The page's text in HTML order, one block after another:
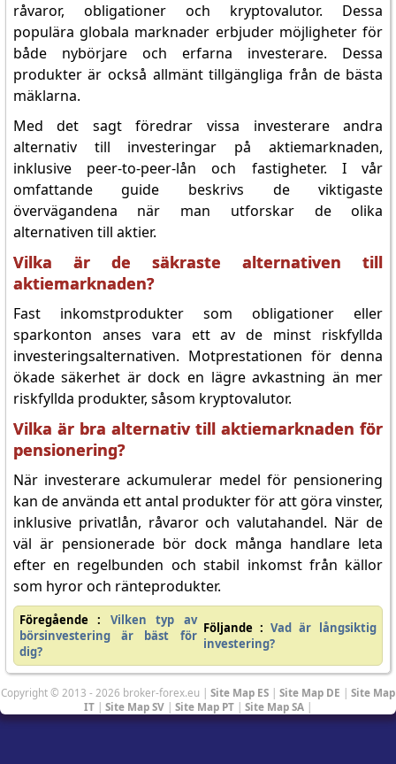
råvaror, obligationer och kryptovalutor. Dessa
populära globala marknader erbjuder möjligheter för
både nybörjare och erfarna investerare. Dessa
produkter är också allmänt tillgängliga från de bästa
mäklarna.
Med det sagt föredrar vissa investerare andra
alternativ till investeringar på aktiemarknaden,
inklusive peer-to-peer-lån och fastigheter. I vår
omfattande guide beskrivs de viktigaste
övervägandena när man utforskar de olika
alternativen till aktier.
Vilka är de säkraste alternativen till
aktiemarknaden?
Fast inkomstprodukter som obligationer eller
sparkonton anses vara ett av de minst riskfyllda
investeringsalternativen. Motprestationen för denna
ökade säkerhet är dock en lägre avkastning än mer
riskfyllda produkter, såsom kryptovalutor.
Vilka är bra alternativ till aktiemarknaden för
pensionering?
När investerare ackumulerar medel för pensionering
kan de använda ett antal produkter för att göra vinster,
inklusive privatlån, råvaror och valutahandel. När de
väl är pensionerade bör dock många handlare leta
efter en regelbunden och stabil inkomst från källor
som hyror och ränteprodukter.
Föregående :
Vilken typ av
börsinvestering är bäst för
dig?
Följande : Vad är långsiktig
investering?
Copyright © 2013 - 2026 broker-forex.eu | Site Map ES | Site Map DE | Site Map
IT | Site Map SV | Site Map PT | Site Map SA |